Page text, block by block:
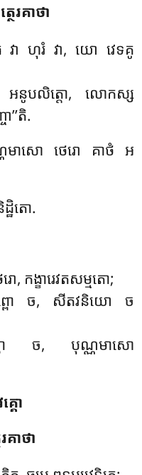
រគាថា
វា ហុរំ វា, យោ វេទគូ
អនូបលិត្តោ, លោកស្ស
’’តិ.
មាសោ ថេរោ គាថំ អ
ឋិតោ.
ោ, កង្ខារេវតសម្មតោ;
ព្ពោ ច, សីតវនិយោ ច
ឆោ ច, បុណ្ណមាសោ
គោ
គាថា